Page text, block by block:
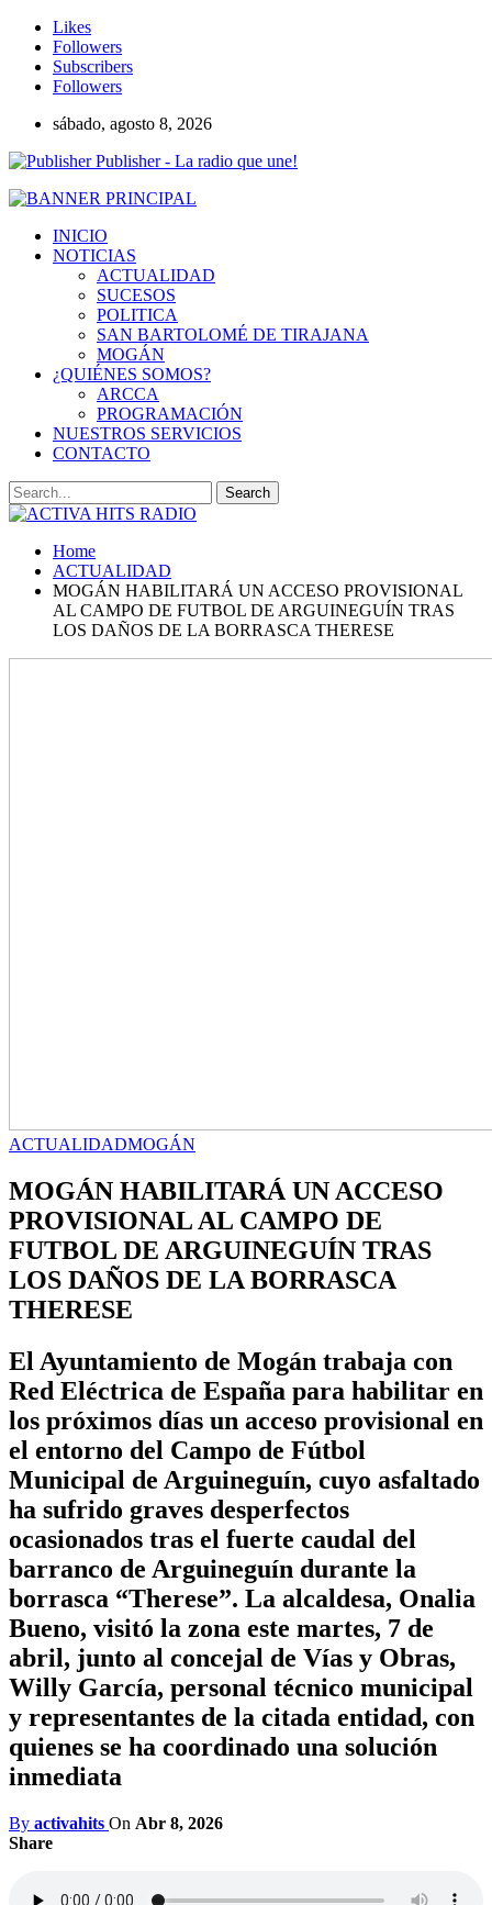
Likes
Followers
Subscribers
Followers
sábado, agosto 8, 2026
Publisher - La radio que une!
INICIO
NOTICIAS
ACTUALIDAD
SUCESOS
POLITICA
SAN BARTOLOMÉ DE TIRAJANA
MOGÁN
¿QUIÉNES SOMOS?
ARCCA
PROGRAMACIÓN
NUESTROS SERVICIOS
CONTACTO
Home
ACTUALIDAD
MOGÁN HABILITARÁ UN ACCESO PROVISIONAL
AL CAMPO DE FUTBOL DE ARGUINEGUÍN TRAS
LOS DAÑOS DE LA BORRASCA THERESE
ACTUALIDADMOGÁN
MOGÁN HABILITARÁ UN ACCESO
PROVISIONAL AL CAMPO DE
FUTBOL DE ARGUINEGUÍN TRAS
LOS DAÑOS DE LA BORRASCA
THERESE
El Ayuntamiento de Mogán trabaja con
Red Eléctrica de España para habilitar en
los próximos días un acceso provisional en
el entorno del Campo de Fútbol
Municipal de Arguineguín, cuyo asfaltado
ha sufrido graves desperfectos
ocasionados tras el fuerte caudal del
barranco de Arguineguín durante la
borrasca “Therese”. La alcaldesa, Onalia
Bueno, visitó la zona este martes, 7 de
abril, junto al concejal de Vías y Obras,
Willy García, personal técnico municipal
y representantes de la citada entidad, con
quienes se ha coordinado una solución
inmediata
By activahits On Abr 8, 2026
Share